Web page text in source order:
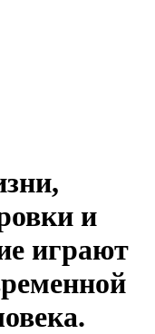
и
играют